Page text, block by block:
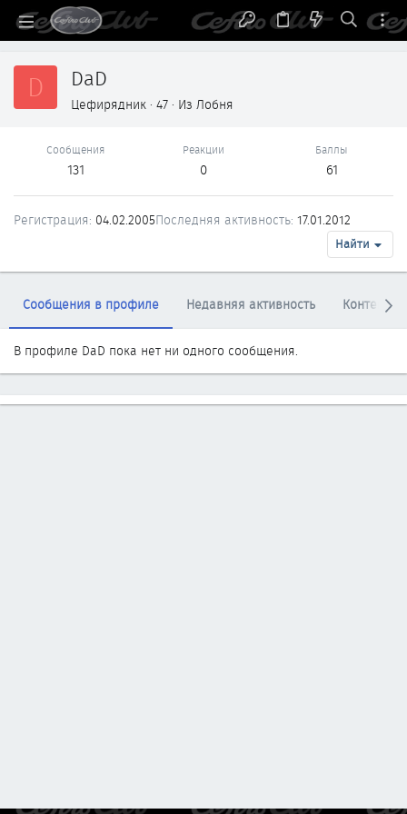
D DaD
Цефирядник · 47 · Из Лобня
Сообщения
131
Реакции
0
Баллы
61
Регистрация 04.02.2005Последняя активность 17.01.2012
Найти
Сообщения в профиле Недавняя активность Контент
В профиле DaD пока нет ни одного сообщения.